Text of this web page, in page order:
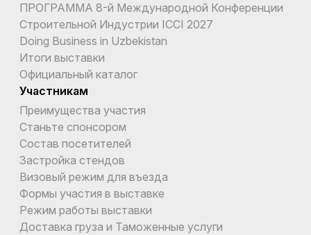
ПРОГРАММА 8-й Международной Конференции
Строительной Индустрии ICCI 2027
Doing Business in Uzbekistan
Итоги выставки
Официальный каталог
Участникам
Преимущества участия
Станьте спонсором
Состав посетителей
Застройка стендов
Визовый режим для въезда
Формы участия в выставке
Режим работы выставки
Доставка груза и Таможенные услуги